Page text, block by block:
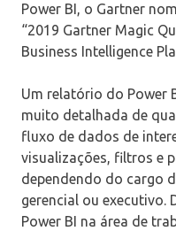
Power BI, o Gartner
“2019 Gartner Magic
Business Intelligence
Um relatório do Power
muito detalhada de
fluxo de dados de
visualizações, filtros e
dependendo do cargo
gerencial ou executivo.
Power BI na área de